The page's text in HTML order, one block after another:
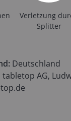
Verletzung
Splitter
Deutschland
tabletop AG,